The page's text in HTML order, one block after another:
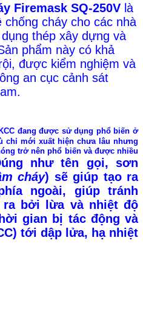
Firemask SQ-250V là
cháy cho các nhà
thép xây dựng và
phẩm này có khả
được kiểm nghiệm và
an cục cảnh sát
đang được sử dụng phổ biến ở
chỉ mới xuất hiện chưa lâu nhưng
trở nên phổ biến và được nhiều
như tên gọi,sơn
cháy) sẽ giúp tạo ra
ngoài, giúp tránh
ra bởi lừa và nhiệt độ
gian bị tác động và
) tới dập lửa, hạ nhiệt